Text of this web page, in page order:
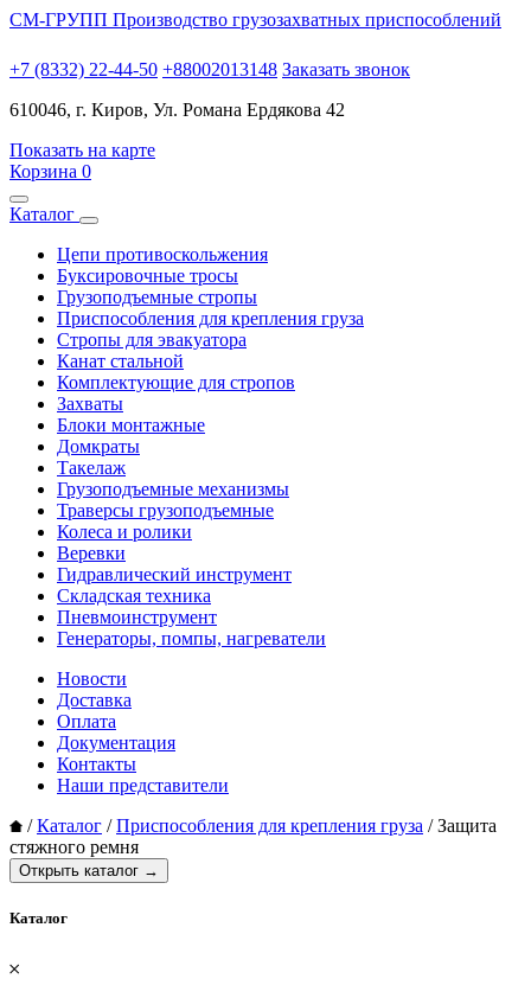
СМ-ГРУПП Производство грузозахватных приспособлений
+7 (8332) 22-44-50 +88002013148 Заказать звонок
610046, г. Киров, Ул. Романа Ердякова 42
Показать на карте
Корзина 0
Каталог
Цепи противоскольжения
Буксировочные тросы
Грузоподъемные стропы
Приспособления для крепления груза
Стропы для эвакуатора
Канат стальной
Комплектующие для стропов
Захваты
Блоки монтажные
Домкраты
Такелаж
Грузоподъемные механизмы
Траверсы грузоподъемные
Колеса и ролики
Веревки
Гидравлический инструмент
Складская техника
Пневмоинструмент
Генераторы, помпы, нагреватели
Новости
Доставка
Оплата
Документация
Контакты
Наши представители
/Каталог /Приспособления для крепления груза /Защита
стяжного ремня
Открыть каталог →
Каталог
𐄂